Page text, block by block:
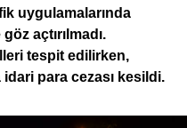
uygulamalarında
açtırılmadı.
tespit edilirken,
para cezası kesildi.